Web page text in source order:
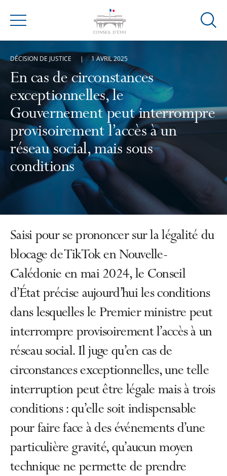
Menu
Ouvrir
En cas de circonstances
exceptionnelles, le
Gouvernement peut interrompre
provisoirement l’accès à un
réseau social, mais sous
conditions
DÉCISION DE JUSTICE 1 AVRIL 2025
Saisi pour se prononcer sur la légalité du
blocage de TikTok en Nouvelle-
Calédonie en mai 2024, le Conseil
d’État précise aujourd’hui les conditions
dans lesquelles le Premier ministre peut
interrompre provisoirement l’accès à un
réseau social. Il juge qu’en cas de
circonstances exceptionnelles, une telle
interruption peut être légale mais à trois
conditions : qu’elle soit indispensable
pour faire face à des événements d’une
particulière gravité, qu’aucun moyen
technique ne permette de prendre